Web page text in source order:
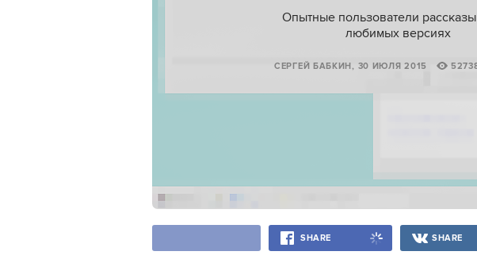
Опытные пользователи
любимых версиях
СЕРГЕЙ БАБКИН, 30 ИЮЛЯ 2015
SHARE SHARE